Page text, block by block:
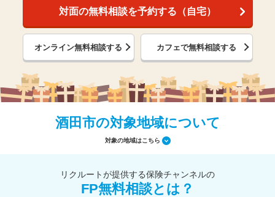
対面の無料相談を予約する（自宅）
オンライン無料相談する カフェで無料相談する
酒田市の対象地域について
対象の地域はこちら
リクルートが提供する保険チャンネルの
FP無料相談とは？